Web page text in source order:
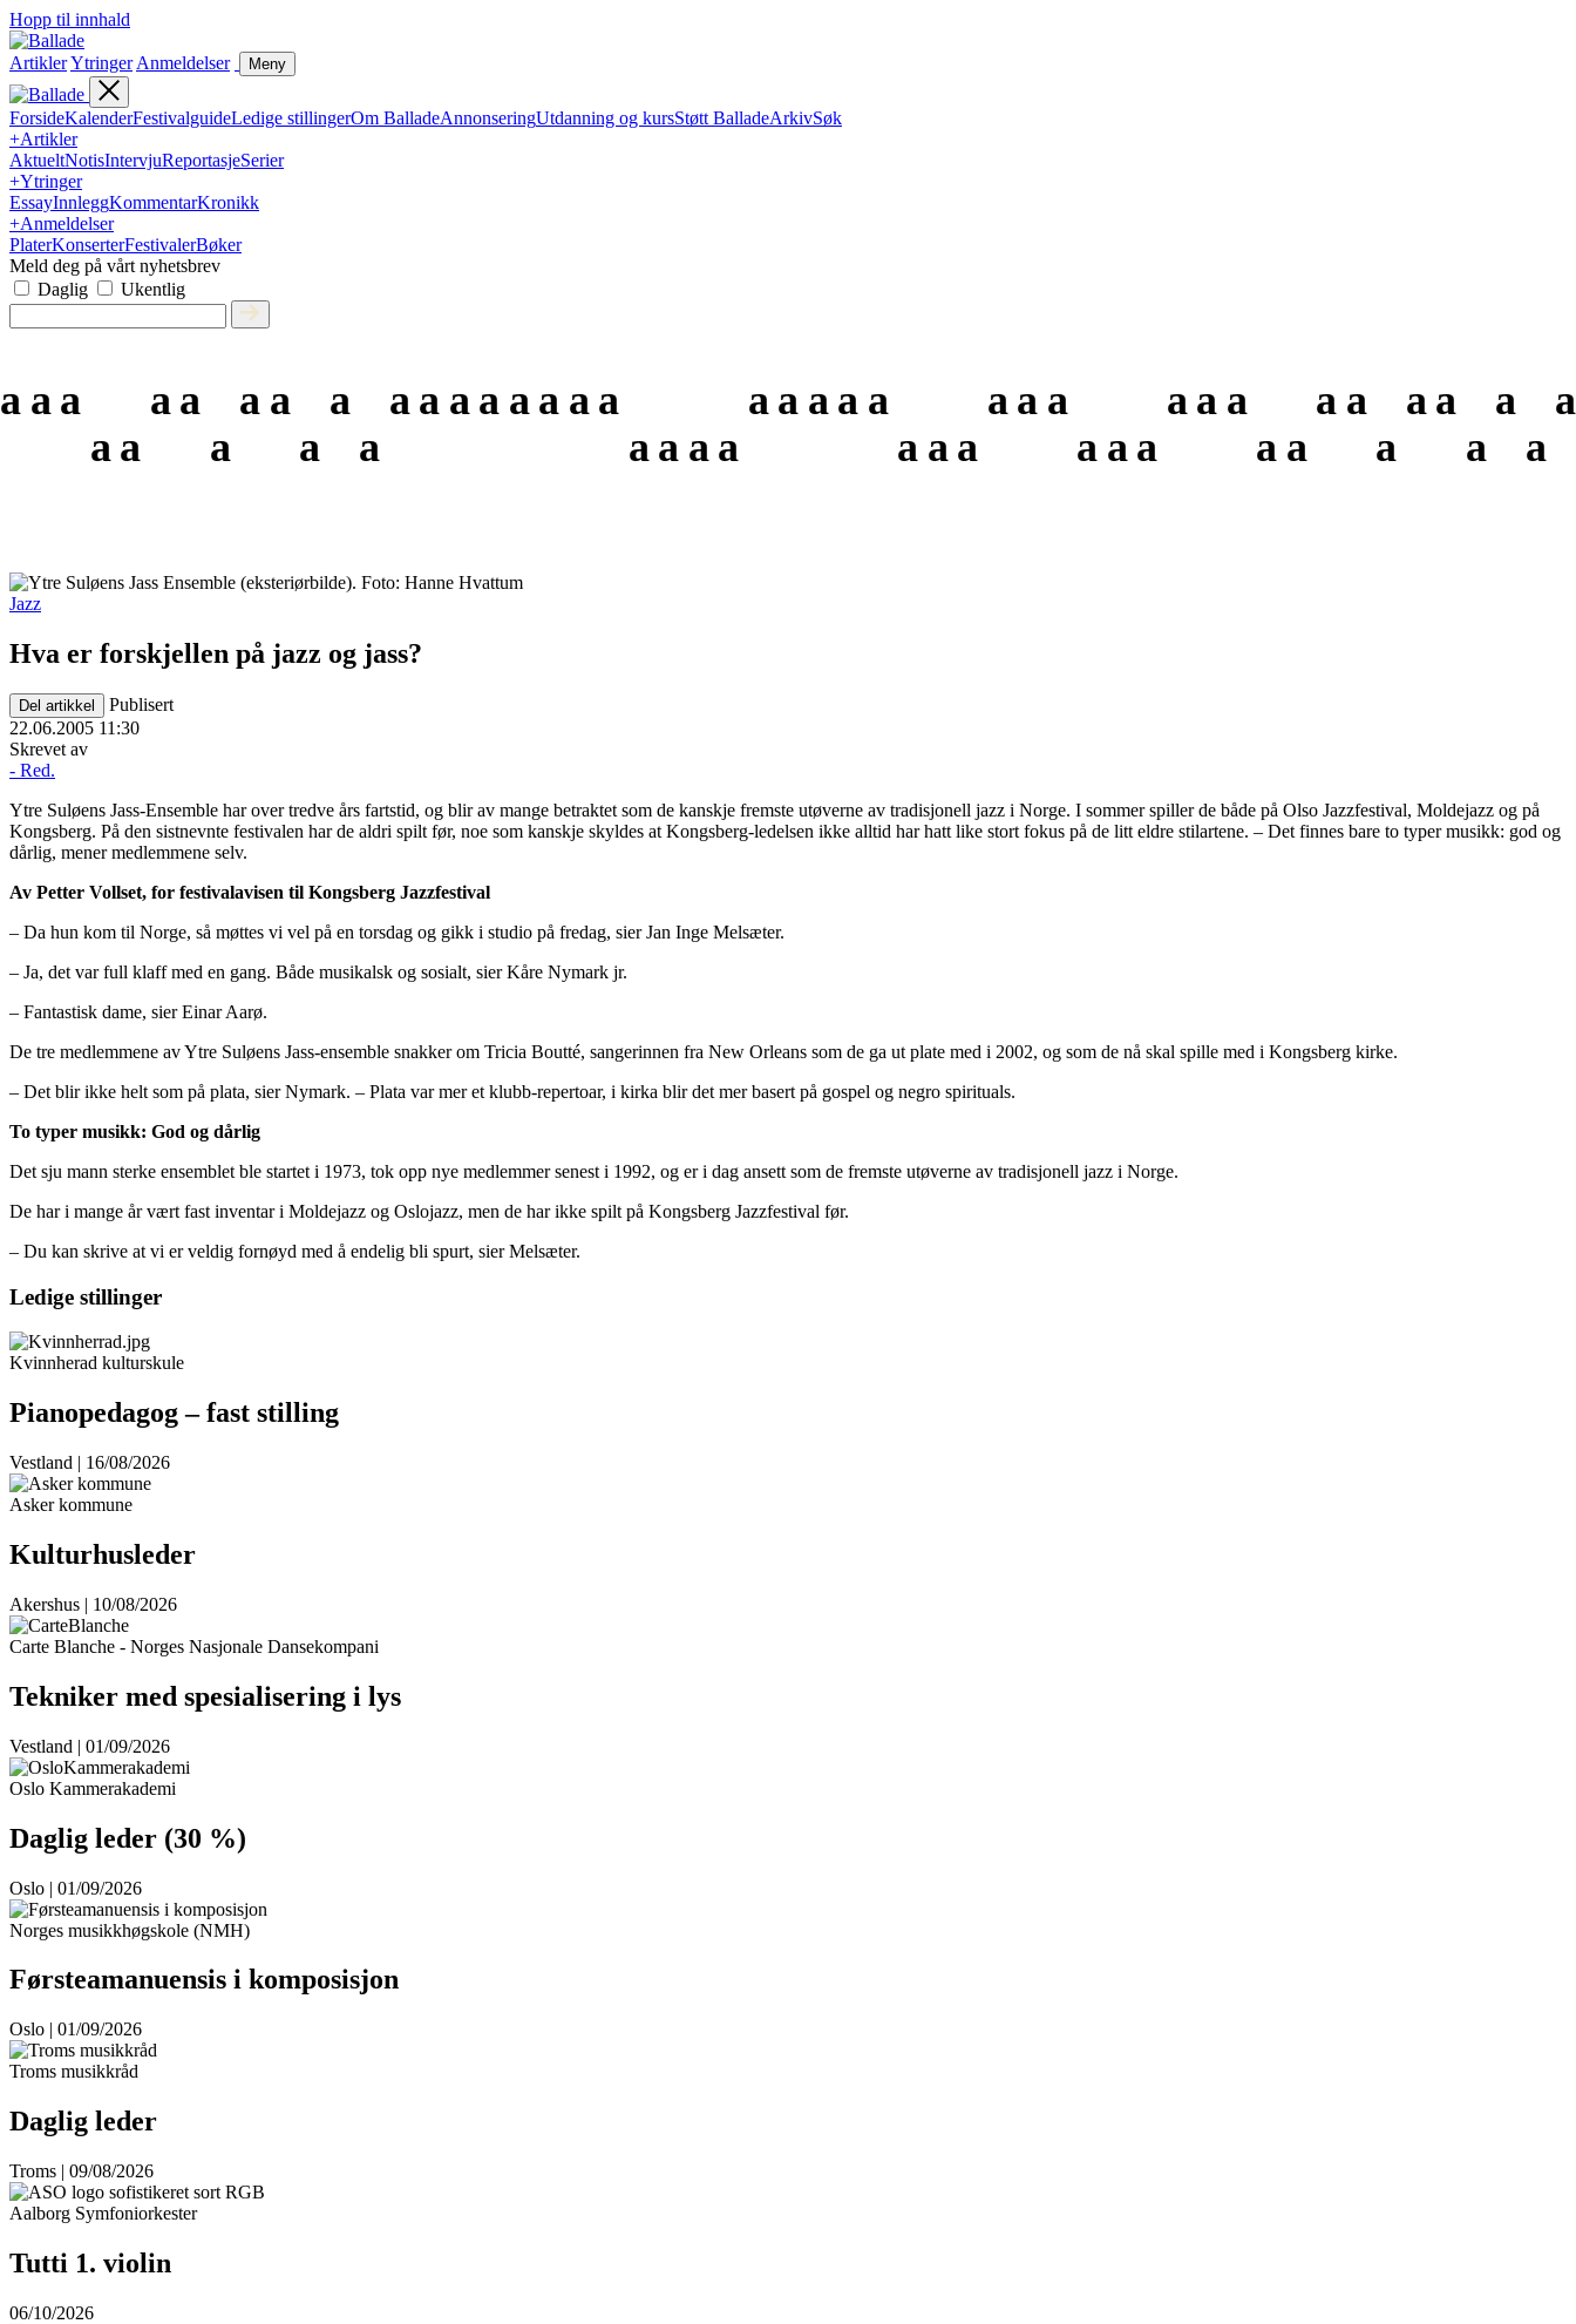
Hopp til innhald
ArtiklerYtringer Anmeldelser Meny
ForsideKalenderFestivalguideLedige stillingerOm BalladeAnnonseringUtdanning og kursStøtt BalladeArkivSøk
+Artikler
AktueltNotisIntervjuReportasjeSerier
+Ytringer
EssayInnleggKommentarKronikk
+Anmeldelser
PlaterKonserterFestivalerBøker
Meld deg på vårt nyhetsbrev
Daglig
Ukentlig
a
a
a
a
a
Jazz
Hva er forskjellen på jazz og jass?
Del artikkel
Publisert
22.06.2005 11:30
Skrevet av
- Red.
Ytre Suløens Jass-Ensemble har over tredve års fartstid, og blir av mange betraktet som de kanskje fremste utøverne av tradisjonell jazz i Norge. I sommer spiller de både på Olso Jazzfestival, Moldejazz og på
Kongsberg. På den sistnevnte festivalen har de aldri spilt før, noe som kanskje skyldes at Kongsberg-ledelsen ikke alltid har hatt like stort fokus på de litt eldre stilartene. – Det finnes bare to typer musikk: god og
dårlig, mener medlemmene selv.
Av Petter Vollset, for festivalavisen til Kongsberg Jazzfestival
– Da hun kom til Norge, så møttes vi vel på en torsdag og gikk i studio på fredag, sier Jan Inge Melsæter.
– Ja, det var full klaff med en gang. Både musikalsk og sosialt, sier Kåre Nymark jr.
– Fantastisk dame, sier Einar Aarø.
De tre medlemmene av Ytre Suløens Jass-ensemble snakker om Tricia Boutté, sangerinnen fra New Orleans som de ga ut plate med i 2002, og som de nå skal spille med i Kongsberg kirke.
– Det blir ikke helt som på plata, sier Nymark. – Plata var mer et klubb-repertoar, i kirka blir det mer basert på gospel og negro spirituals.
To typer musikk: God og dårlig
Det sju mann sterke ensemblet ble startet i 1973, tok opp nye medlemmer senest i 1992, og er i dag ansett som de fremste utøverne av tradisjonell jazz i Norge.
De har i mange år vært fast inventar i Moldejazz og Oslojazz, men de har ikke spilt på Kongsberg Jazzfestival før.
– Du kan skrive at vi er veldig fornøyd med å endelig bli spurt, sier Melsæter.
Ledige stillinger
Kvinnherad kulturskule
Pianopedagog – fast stilling
Vestland | 16/08/2026
Asker kommune
Kulturhusleder
Akershus | 10/08/2026
Carte Blanche - Norges Nasjonale Dansekompani
Tekniker med spesialisering i lys
Vestland | 01/09/2026
Oslo Kammerakademi
Daglig leder (30 %)
Oslo | 01/09/2026
Norges musikkhøgskole (NMH)
Førsteamanuensis i komposisjon
Oslo | 01/09/2026
Troms musikkråd
Daglig leder
Troms | 09/08/2026
Aalborg Symfoniorkester
Tutti 1. violin
06/10/2026